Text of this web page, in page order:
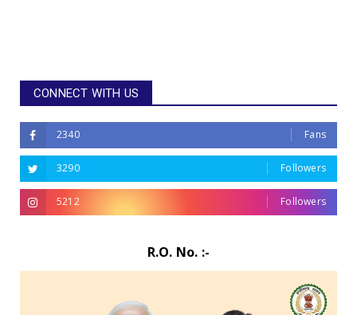
CONNECT WITH US
2340 Fans
3290 Followers
5212 Followers
R.O. No. :-